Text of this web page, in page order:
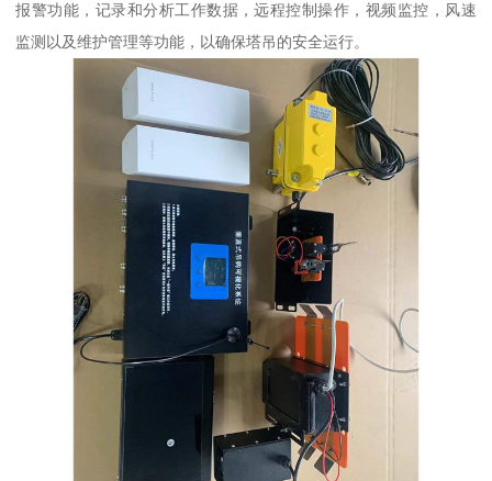
报警功能，记录和分析工作数据，远程控制操作，视频监控，风速
监测以及维护管理等功能，以确保塔吊的安全运行。